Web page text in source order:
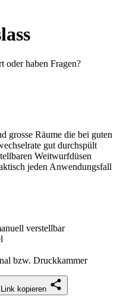
oder haben Fragen?
grosse Räume die bei guten
gut durchspült
Weitwurfdüsen
jeden Anwendungsfall
verstellbar
bzw. Druckkammer
Link kopieren